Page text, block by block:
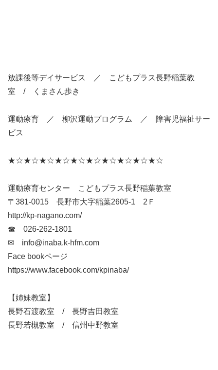
放課後等デイサービス ／ こどもプラス長野稲葉教
室 / くまさん歩き
運動療育 ／ 柳沢運動プログラム ／ 障害児福祉サー
ビス
★☆★☆★☆★☆★☆★☆★☆★☆★☆★☆
運動療育センター こどもプラス長野稲葉教室
〒381-0015 長野市大字稲葉2605-1 2Ｆ
http://kp-nagano.com/
☎ 026-262-1801
✉ info@inaba.k-hfm.com
Face bookページ
https://www.facebook.com/kpinaba/
【姉妹教室】
長野石渡教室 / 長野吉田教室
長野若槻教室 / 信州中野教室